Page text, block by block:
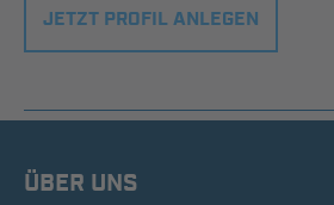
JETZT PROFIL ANLEGEN
ÜBER UNS